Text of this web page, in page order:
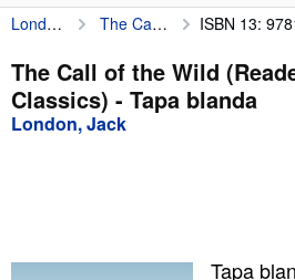
Mi cuenta
Consultar mis pedidos
Búsqueda avanzada
Vendedores
London, Jack The Call of the Wild (Reader's Library Classics) ISBN 13:
The Call of the Wild
Classics) - Tapa blanda
London, Jack
Tapa